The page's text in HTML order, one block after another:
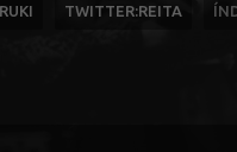
TWITTER:REITA